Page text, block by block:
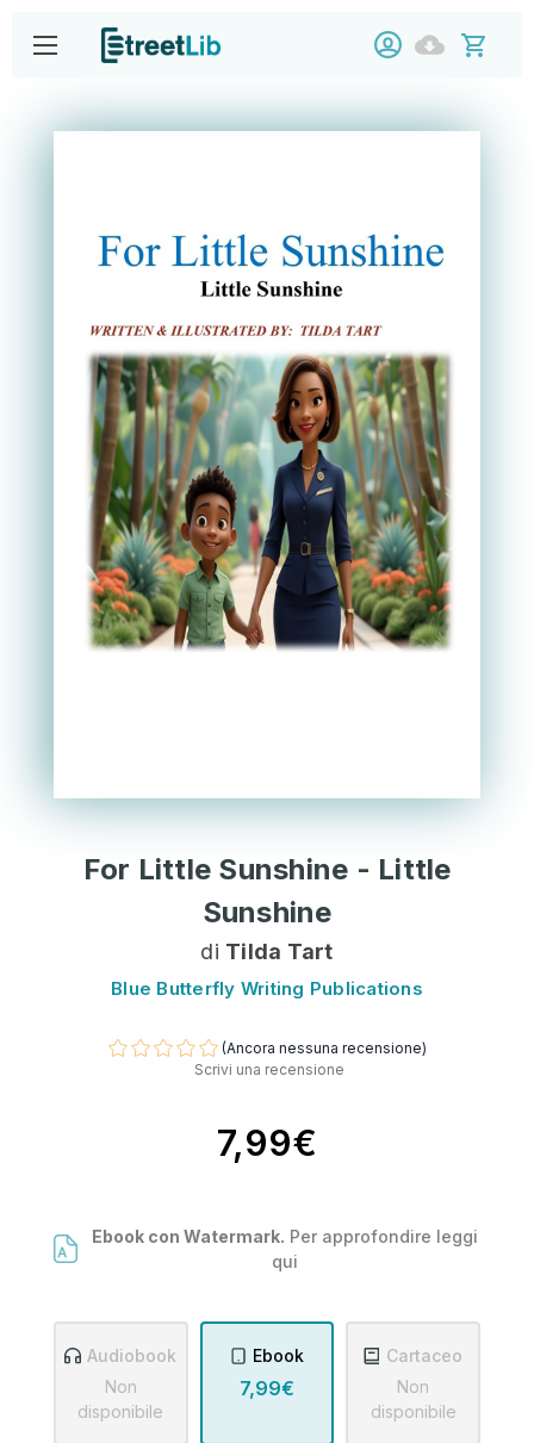
For Little Sunshine - Little
Sunshine
di Tilda Tart
Blue Butterfly Writing Publications
(Ancora nessuna recensione)
Scrivi una recensione
7,99€
Ebook con Watermark. Per approfondire leggi
qui
Audiobook
Non
disponibile
Ebook
7,99€
Cartaceo
Non
disponibile